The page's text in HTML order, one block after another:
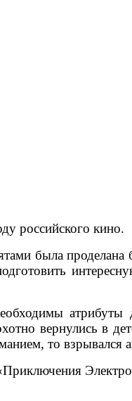
раз Году
была проделана
вернулись в
то взрывался